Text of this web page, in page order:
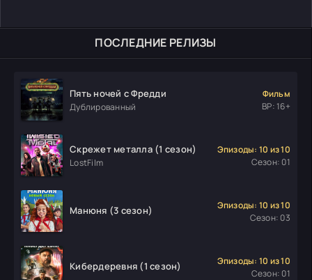
ПОСЛЕДНИЕ РЕЛИЗЫ
Пять ночей с Фредди
Дублированный
Фильм
ВР: 16+
Скрежет металла (1 сезон)
LostFilm
Эпизоды: 10 из 10
Сезон: 01
Манюня (3 сезон)
Эпизоды: 10 из 10
Сезон: 03
Кибердеревня (1 сезон)
Эпизоды: 10 из 10
Сезон: 01